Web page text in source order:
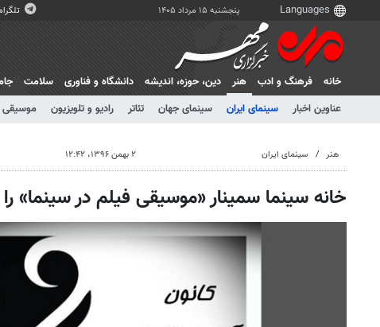
پنجشنبه ۱۵ مرداد ۱۴۰۵
خانه فرهنگ و ادب
هنر
عناوین اخبار
سینمای ایران سینمای جهان تئاتر رادیو و تلویزیون
دين، حوزه، انديشه دانشگاه و فناوری سلامت
هنر سینمای ایران ۲ بهمن ۱۳۹۶، ۱۲:۴۲
خانه سینما سمینار «موسیقی فیلم در سینما» را